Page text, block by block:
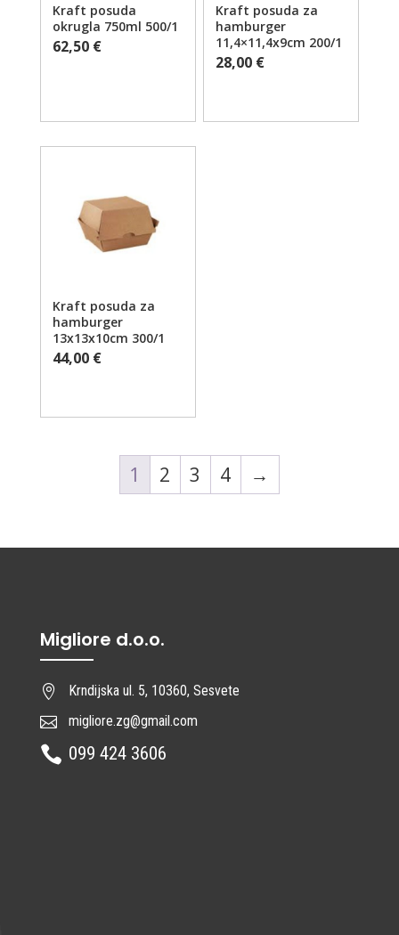
Kraft posuda
okrugla 750ml 500/1
62,50 €
Kraft posuda za
hamburger
11,4×11,4x9cm 200/1
28,00 €
Kraft posuda za
hamburger
13x13x10cm 300/1
44,00 €
1 2 3 4 →
Migliore d.o.o.

Krndijska ul. 5, 10360, Sesvete

migliore.zg@gmail.com
 099 424 3606